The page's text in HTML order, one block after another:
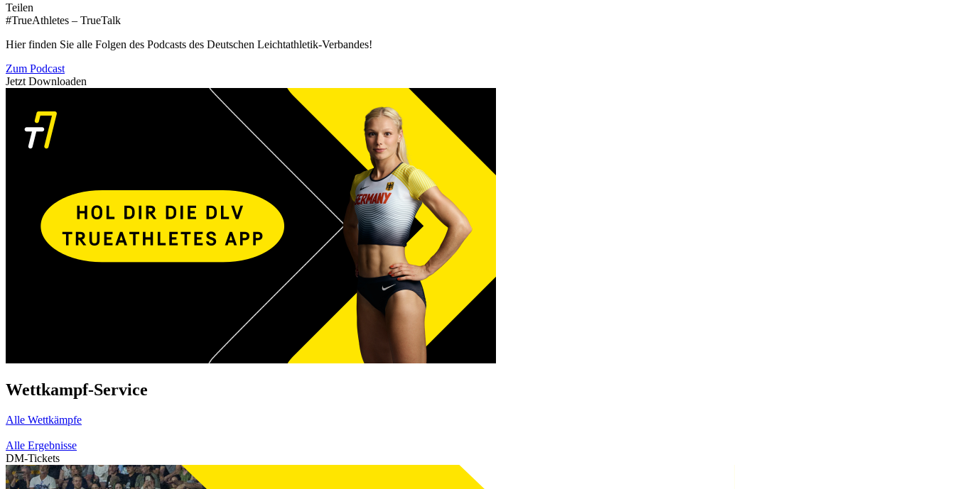
Teilen
#TrueAthletes – TrueTalk
Hier finden Sie alle Folgen des Podcasts des Deutschen Leichtathletik-Verbandes!
Zum Podcast
Jetzt Downloaden
Wettkampf-Service
Alle Wettkämpfe
Alle Ergebnisse
DM-Tickets